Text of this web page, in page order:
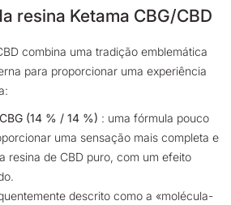
resina Ketama CBG/CBD
combina uma tradição emblemática
para proporcionar uma experiência
(14 % / 14 %) : uma fórmula pouco
uma sensação mais completa e
resina de CBD puro, com um efeito
descrito como a «molécula-